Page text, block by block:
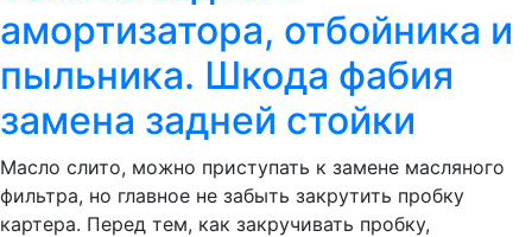
амортизатора, отбойника и
пыльника. Шкода фабия
замена задней стойки
Масло слито, можно приступать к замене масляного
фильтра, но главное не забыть закрутить пробку
картера. Перед тем, как закручивать пробку,